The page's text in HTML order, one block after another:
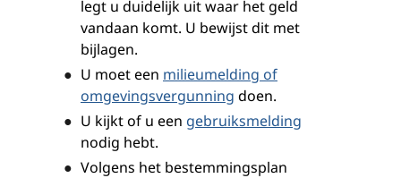
legt u duidelijk uit waar het geld
vandaan komt. U bewijst dit met
bijlagen.
U moet een milieumelding of
omgevingsvergunning doen.
U kijkt of u een gebruiksmelding
nodig hebt.
Volgens het bestemmingsplan